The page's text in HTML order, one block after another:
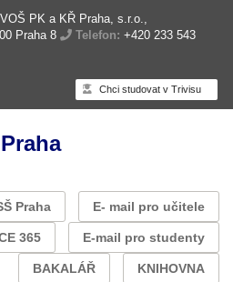
PK a KŘ Praha, s.r.o.,
Praha 8
Telefon: +420 233 543
Chci studovat v Trivisu
Praha E- mail pro učitele
365 E-mail pro studenty
BAKALÁŘ KNIHOVNA